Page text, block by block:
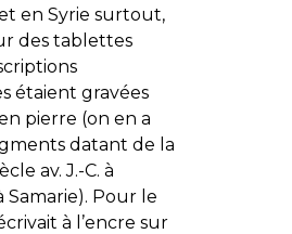
en Syrie surtout,
des tablettes
étaient gravées
pierre (on en a
datant de la
av. J.-C. à
Samarie). Pour le
à l’encre sur